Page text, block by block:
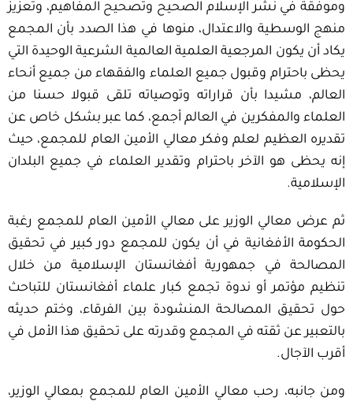
وموفقة في نشر الإسلام الصحيح وتصحيح المفاهيم، وتعزيز
منهج الوسطية والاعتدال، منوها في هذا الصدد بأن المجمع
يكاد أن يكون المرجعية العلمية العالمية الشرعية الوحيدة التي
يحظى باحترام وقبول جميع العلماء والفقهاء من جميع أنحاء
العالم، مشيدا بأن قراراته وتوصياته تلقى قبولا حسنا من
العلماء والمفكرين في العالم أجمع، كما عبر بشكل خاص عن
تقديره العظيم لعلم وفكر معالي الأمين العام للمجمع، حيث
إنه يحظى هو الآخر باحترام وتقدير العلماء في جميع البلدان
الإسلامية.
ثم عرض معالي الوزير على معالي الأمين العام للمجمع رغبة
الحكومة الأفغانية في أن يكون للمجمع دور كبير في تحقيق
المصالحة في جمهورية أفغانستان الإسلامية من خلال
تنظيم مؤتمر أو ندوة تجمع كبار علماء أفغانستان للتباحث
حول تحقيق المصالحة المنشودة بين الفرقاء، وختم حديثه
بالتعبير عن ثقته في المجمع وقدرته على تحقيق هذا الأمل في
أقرب الآجال.
ومن جانبه، رحب معالي الأمين العام للمجمع بمعالي الوزير،